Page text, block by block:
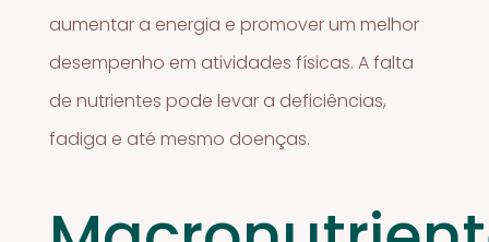
aumentar a energia e promover um melhor
desempenho em atividades físicas. A falta
de nutrientes pode levar a deficiências,
fadiga e até mesmo doenças.